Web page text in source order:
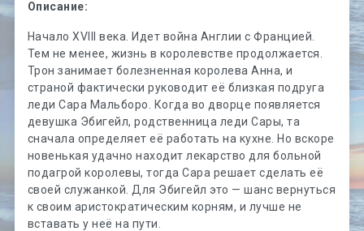
Описание:
Начало XVIII века. Идет война Англии с Францией.
Тем не менее, жизнь в королевстве продолжается.
Трон занимает болезненная королева Анна, и
страной фактически руководит её близкая подруга
леди Сара Мальборо. Когда во дворце появляется
девушка Эбигейл, родственница леди Сары, та
сначала определяет её работать на кухне. Но вскоре
новенькая удачно находит лекарство для больной
подагрой королевы, тогда Сара решает сделать её
своей служанкой. Для Эбигейл это — шанс вернуться
к своим аристократическим корням, и лучше не
вставать у неё на пути.